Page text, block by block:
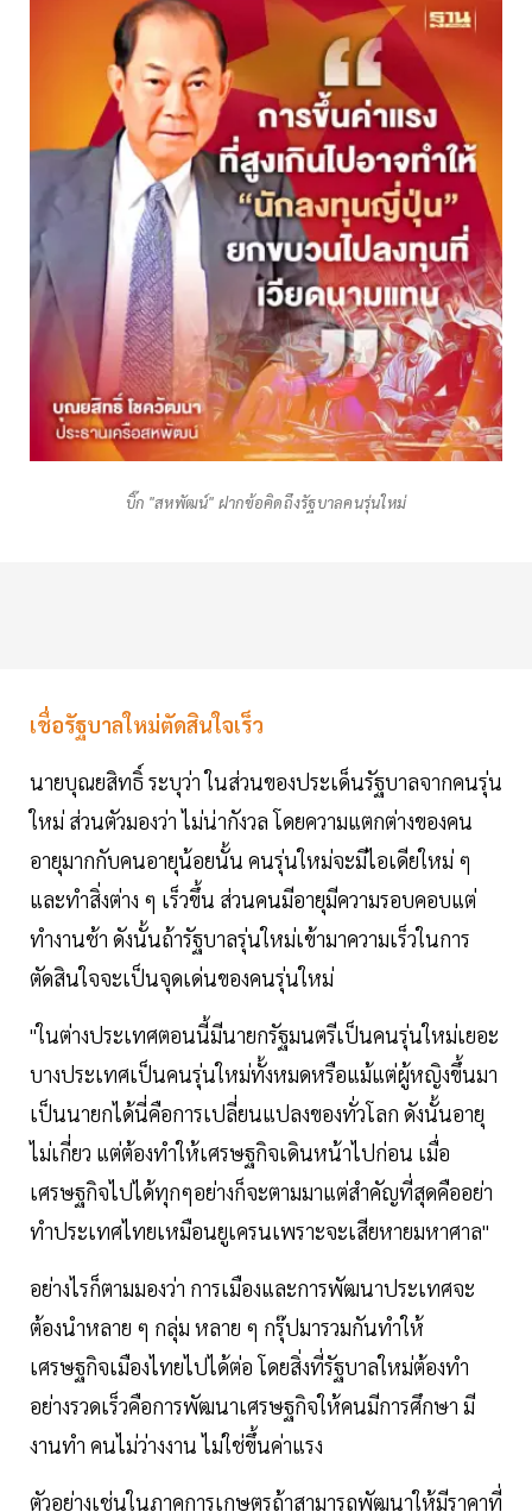
บิ๊ก "สหพัฒน์" ฝากข้อคิดถึงรัฐบาลคนรุ่นใหม่
เชื่อรัฐบาลใหม่ตัดสินใจเร็ว
นายบุณยสิทธิ์ ระบุว่า ในส่วนของประเด็นรัฐบาลจากคนรุ่น
ใหม่ ส่วนตัวมองว่า ไม่น่ากังวล โดยความแตกต่างของคน
อายุมากกับคนอายุน้อยนั้น คนรุ่นใหม่จะมีไอเดียใหม่ ๆ
และทำสิ่งต่าง ๆ เร็วขึ้น ส่วนคนมีอายุมีความรอบคอบแต่
ทำงานช้า ดังนั้นถ้ารัฐบาลรุ่นใหม่เข้ามาความเร็วในการ
ตัดสินใจจะเป็นจุดเด่นของคนรุ่นใหม่
"ในต่างประเทศตอนนี้มีนายกรัฐมนตรีเป็นคนรุ่นใหม่เยอะ
บางประเทศเป็นคนรุ่นใหม่ทั้งหมดหรือแม้แต่ผู้หญิงขึ้นมา
เป็นนายกได้นี่คือการเปลี่ยนแปลงของทั่วโลก ดังนั้นอายุ
ไม่เกี่ยว แต่ต้องทำให้เศรษฐกิจเดินหน้าไปก่อน เมื่อ
เศรษฐกิจไปได้ทุกๆอย่างก็จะตามมาแต่สำคัญที่สุดคืออย่า
ทำประเทศไทยเหมือนยูเครนเพราะจะเสียหายมหาศาล"
อย่างไรก็ตามมองว่า การเมืองและการพัฒนาประเทศจะ
ต้องนำหลาย ๆ กลุ่ม หลาย ๆ กรุ๊ปมารวมกันทำให้
เศรษฐกิจเมืองไทยไปได้ต่อ โดยสิ่งที่รัฐบาลใหม่ต้องทำ
อย่างรวดเร็วคือการพัฒนาเศรษฐกิจให้คนมีการศึกษา มี
งานทำ คนไม่ว่างงาน ไม่ใช่ขึ้นค่าแรง
ตัวอย่างเช่นในภาคการเกษตรถ้าสามารถพัฒนาให้มีราคาที่